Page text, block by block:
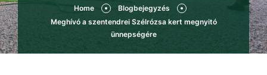
Home
Blogbejegyzés
Meghívó a szentendrei Szélrózsa kert megnyitó
ünnepségére